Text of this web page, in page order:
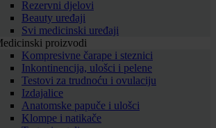
Rezervni djelovi
Beauty uređaji
Svi medicinski uređaji
proizvodi
Kompresivne čarape i steznici
Inkontinencija, ulošci i pelene
Testovi za trudnoću i ovulaciju
Izdajalice
Anatomske papuče i ulošci
Klompe i natikače